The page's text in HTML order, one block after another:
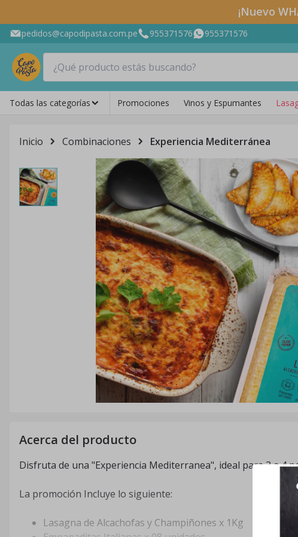
¡Nuevo
pedidos@capodipasta.com.pe 955371576 955371576
Todas las categorías Promociones Vinos y Espumantes
Inicio Combinaciones Experiencia Mediterránea
Acerca del producto
Disfruta de una "Experiencia Mediterranea", ideal para 3 a 4
La promoción Incluye lo siguiente:
Lasagna de Alcachofas y Champiñones x 1Kg